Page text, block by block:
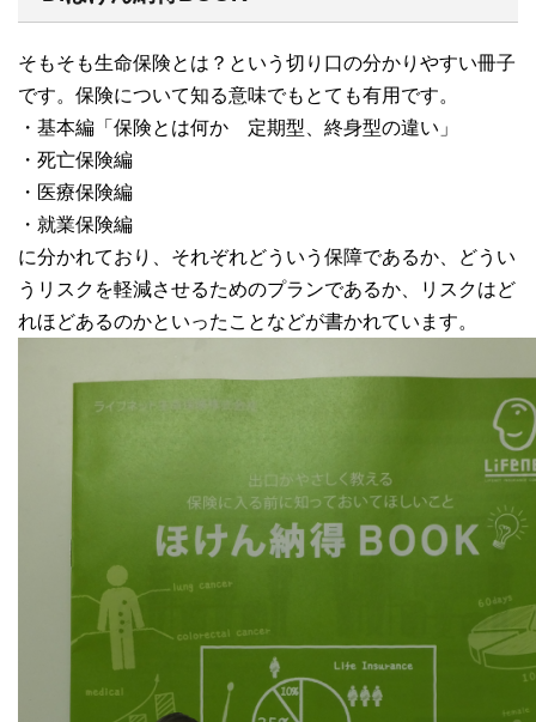
そもそも生命保険とは？という切り口の分かりやすい冊子
です。保険について知る意味でもとても有用です。
・基本編「保険とは何か 定期型、終身型の違い」
・死亡保険編
・医療保険編
・就業保険編
に分かれており、それぞれどういう保障であるか、どうい
うリスクを軽減させるためのプランであるか、リスクはど
れほどあるのかといったことなどが書かれています。